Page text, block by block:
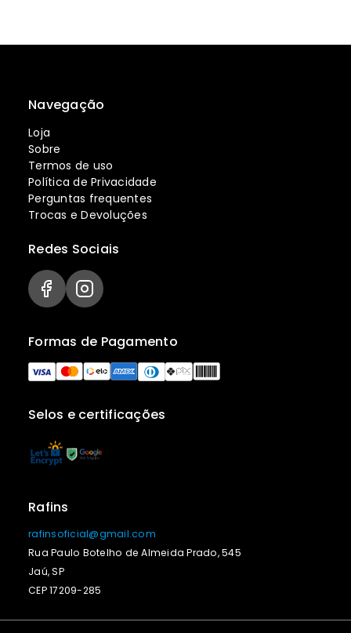
Navegação
Loja
Sobre
Termos de uso
Política de Privacidade
Perguntas frequentes
Trocas e Devoluções
Selos e certificações
Formas de Pagamento
Redes Sociais
Rafins
rafinsoficial@gmail.com
Rua Paulo Botelho de Almeida Prado, 545
Jaú, SP
CEP 17209-285